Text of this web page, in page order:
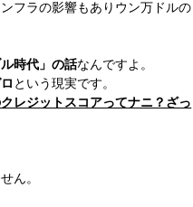
フラの影響もありウン万ドルの
ル時代」の話なんですよ。
という現実です。
レジットスコアってナニ？ざっ
ん。